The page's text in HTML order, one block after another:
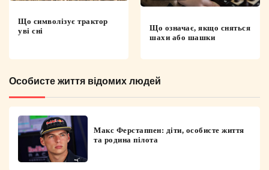
Що символізує трактор
уві сні
Що означає, якщо сняться
шахи або шашки
Особисте життя відомих людей
Макс Ферстаппен: діти, особисте життя
та родина пілота